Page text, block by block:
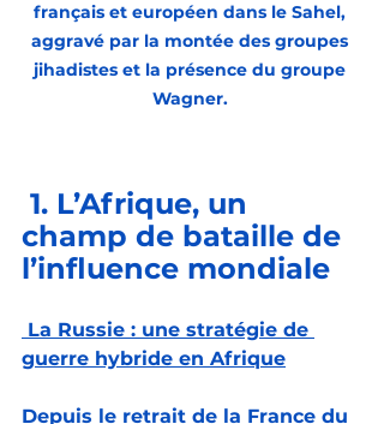
français et européen dans le Sahel,
aggravé par la montée des groupes
jihadistes et la présence du groupe
Wagner.
1. L’Afrique, un
champ de bataille de
l’influence mondiale
La Russie : une stratégie de
guerre hybride en Afrique
Depuis le retrait de la France du